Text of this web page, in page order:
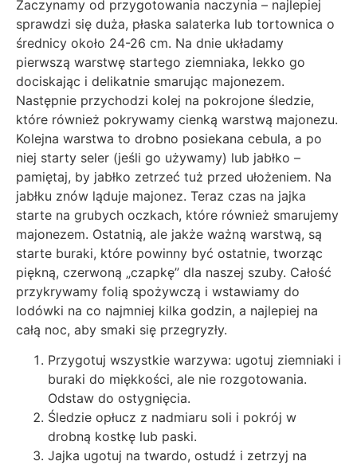
Zaczynamy od przygotowania naczynia – najlepiej
sprawdzi się duża, płaska salaterka lub tortownica o
średnicy około 24-26 cm. Na dnie układamy
pierwszą warstwę startego ziemniaka, lekko go
dociskając i delikatnie smarując majonezem.
Następnie przychodzi kolej na pokrojone śledzie,
które również pokrywamy cienką warstwą majonezu.
Kolejna warstwa to drobno posiekana cebula, a po
niej starty seler (jeśli go używamy) lub jabłko –
pamiętaj, by jabłko zetrzeć tuż przed ułożeniem. Na
jabłku znów ląduje majonez. Teraz czas na jajka
starte na grubych oczkach, które również smarujemy
majonezem. Ostatnią, ale jakże ważną warstwą, są
starte buraki, które powinny być ostatnie, tworząc
piękną, czerwoną „czapkę” dla naszej szuby. Całość
przykrywamy folią spożywczą i wstawiamy do
lodówki na co najmniej kilka godzin, a najlepiej na
całą noc, aby smaki się przegryzły.
Przygotuj wszystkie warzywa: ugotuj ziemniaki i
buraki do miękkości, ale nie rozgotowania.
Odstaw do ostygnięcia.
Śledzie opłucz z nadmiaru soli i pokrój w
drobną kostkę lub paski.
Jajka ugotuj na twardo, ostudź i zetrzyj na